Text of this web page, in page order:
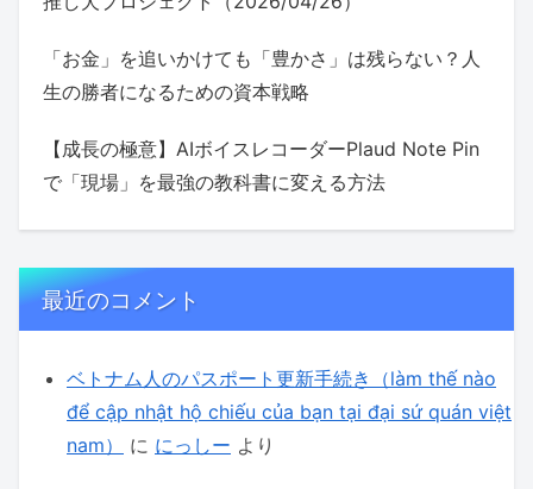
「お金」を追いかけても「豊かさ」は残らない？人
生の勝者になるための資本戦略
【成長の極意】AIボイスレコーダーPlaud Note Pin
で「現場」を最強の教科書に変える方法
最近のコメント
ベトナム人のパスポート更新手続き（làm thế nào
để cập nhật hộ chiếu của bạn tại đại sứ quán việt
nam）
に にっしー より